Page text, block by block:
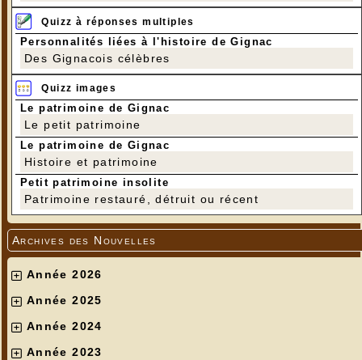
Quizz à réponses multiples
Personnalités liées à l'histoire de Gignac
Des Gignacois célèbres
Quizz images
Le patrimoine de Gignac
Le petit patrimoine
Le patrimoine de Gignac
Histoire et patrimoine
Petit patrimoine insolite
Patrimoine restauré, détruit ou récent
Archives des Nouvelles
Année 2026
Année 2025
Année 2024
Année 2023